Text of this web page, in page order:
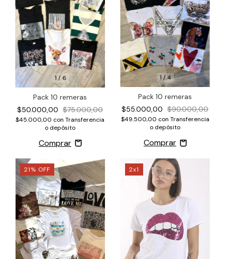
1 /6
Pack 10 remeras
$50.000,00 $75.000,00
$45.000,00 con Transferencia
o depósito
1 /4
Pack 10 remeras
$55.000,00 $90.000,00
$49.500,00 con Transferencia
o depósito
21% OFF 2x1